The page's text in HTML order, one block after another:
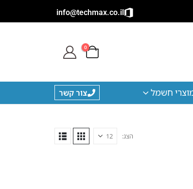
info@techmax.co.il
0
חשמל צור קשר
הצג: